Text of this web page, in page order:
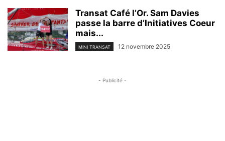
Transat Café l’Or. Sam Davies
passe la barre d’Initiatives Coeur
mais...
MINI TRANSAT 12 novembre 2025
- Publicité -